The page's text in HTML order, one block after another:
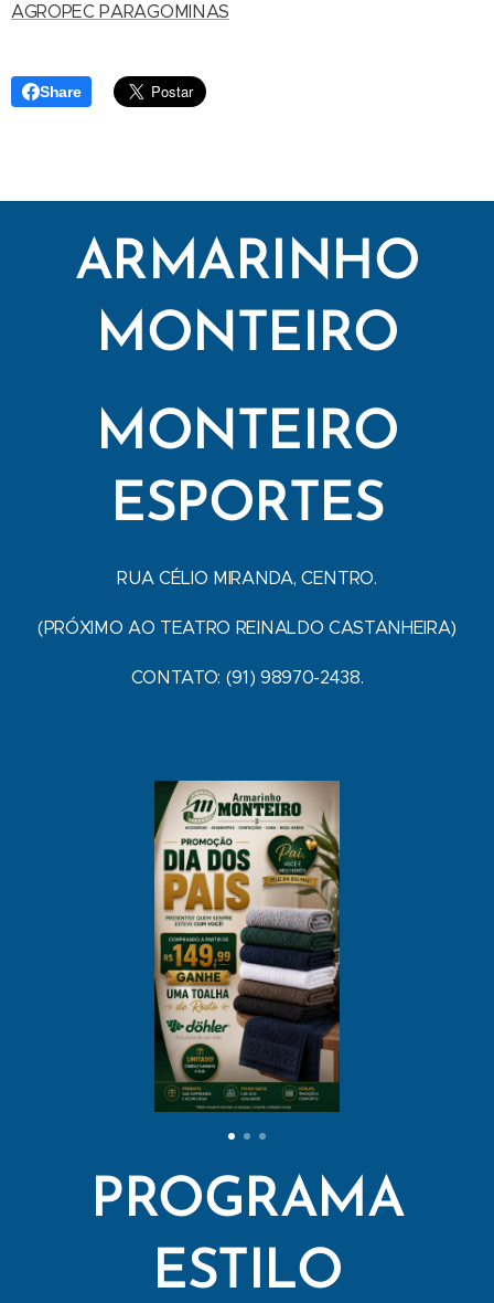
AGROPEC PARAGOMINAS
Share
ARMARINHO
MONTEIRO
MONTEIRO
ESPORTES
RUA CÉLIO MIRANDA, CENTRO.
(PRÓXIMO AO TEATRO REINALDO CASTANHEIRA)
CONTATO: (91) 98970-2438.
PROGRAMA
ESTILO